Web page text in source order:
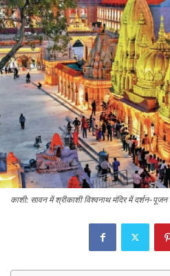
काशी: सावन में श्रीकाशी विश्वनाथ मंदिर में दर्शन-